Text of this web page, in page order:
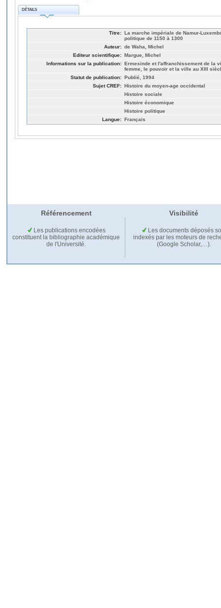
DÉTAILS
Titre: La marche impériale de Namur-
politique de 1150 à 1300
Auteur: de Waha, Michel
Editeur scientifique: Margue, Michel
Informations sur la publication: Ermesinde et l'affranchissement de la
femme, le pouvoir et la ville au XIII
Statut de publication: Publié, 1994
Sujet CREF: Histoire du moyen-age occidental
Histoire sociale
Histoire économique
Histoire politique
Langue: Français
Référencement Visibilité
Les publications encodées
constituent la bibliographie académique
de l'Université.
Les documents déposés
indexés par les moteurs de
(Google Scholar,…).